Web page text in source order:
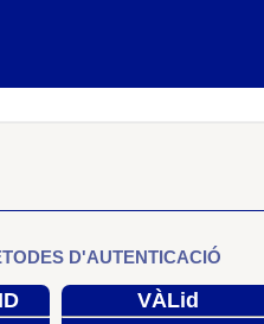
D'AUTENTICACIÓ
VÀLid